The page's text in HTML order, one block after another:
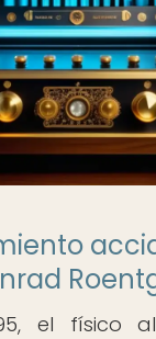
el físico